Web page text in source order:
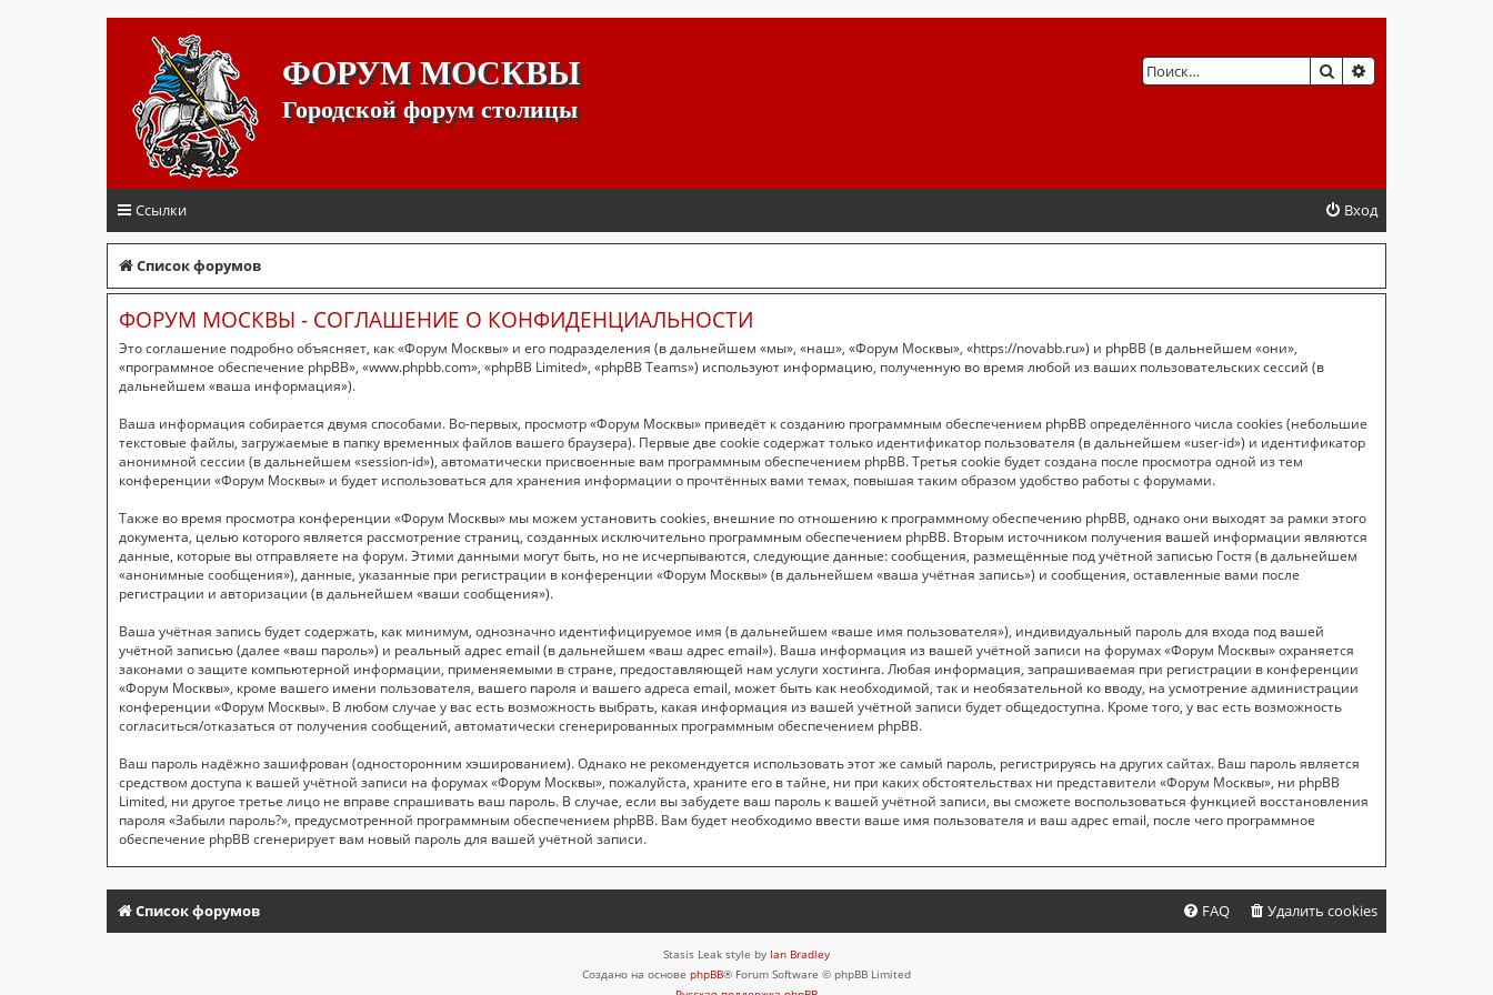
ФОРУМ МОСКВЫ
Городской форум столицы
ПОИСК
Ссылки Вход
Список форумов
ФОРУМ МОСКВЫ - СОГЛАШЕНИЕ О КОНФИДЕНЦИАЛЬНОСТИ
Это соглашение подробно объясняет, как «Форум Москвы» и его подразделения (в дальнейшем «мы», «наш», «Форум Москвы», «https://novabb.ru») и phpBB (в дальнейшем «они»,
«программное обеспечение phpBB», «www.phpbb.com», «phpBB Limited», «phpBB Teams») используют информацию, полученную во время любой из ваших пользовательских сессий (в
дальнейшем «ваша информация»).
Ваша информация собирается двумя способами. Во-первых, просмотр «Форум Москвы» приведёт к созданию программным обеспечением phpBB определённого числа cookies (небольшие
текстовые файлы, загружаемые в папку временных файлов вашего браузера). Первые две cookie содержат только идентификатор пользователя (в дальнейшем «user-id») и идентификатор
анонимной сессии (в дальнейшем «session-id»), автоматически присвоенные вам программным обеспечением phpBB. Третья cookie будет создана после просмотра одной из тем
конференции «Форум Москвы» и будет использоваться для хранения информации о прочтённых вами темах, повышая таким образом удобство работы с форумами.
Также во время просмотра конференции «Форум Москвы» мы можем установить cookies, внешние по отношению к программному обеспечению phpBB, однако они выходят за рамки этого
документа, целью которого является рассмотрение страниц, созданных исключительно программным обеспечением phpBB. Вторым источником получения вашей информации являются
данные, которые вы отправляете на форум. Этими данными могут быть, но не исчерпываются, следующие данные: сообщения, размещённые под учётной записью Гостя (в дальнейшем
«анонимные сообщения»), данные, указанные при регистрации в конференции «Форум Москвы» (в дальнейшем «ваша учётная запись») и сообщения, оставленные вами после
регистрации и авторизации (в дальнейшем «ваши сообщения»).
Ваша учётная запись будет содержать, как минимум, однозначно идентифицируемое имя (в дальнейшем «ваше имя пользователя»), индивидуальный пароль для входа под вашей
учётной записью (далее «ваш пароль») и реальный адрес email (в дальнейшем «ваш адрес email»). Ваша информация из вашей учётной записи на форумах «Форум Москвы» охраняется
законами о защите компьютерной информации, применяемыми в стране, предоставляющей нам услуги хостинга. Любая информация, запрашиваемая при регистрации в конференции
«Форум Москвы», кроме вашего имени пользователя, вашего пароля и вашего адреса email, может быть как необходимой, так и необязательной ко вводу, на усмотрение администрации
конференции «Форум Москвы». В любом случае у вас есть возможность выбрать, какая информация из вашей учётной записи будет общедоступна. Кроме того, у вас есть возможность
согласиться/отказаться от получения сообщений, автоматически сгенерированных программным обеспечением phpBB.
Ваш пароль надёжно зашифрован (односторонним хэшированием). Однако не рекомендуется использовать этот же самый пароль, регистрируясь на других сайтах. Ваш пароль является
средством доступа к вашей учётной записи на форумах «Форум Москвы», пожалуйста, храните его в тайне, ни при каких обстоятельствах ни представители «Форум Москвы», ни phpBB
Limited, ни другое третье лицо не вправе спрашивать ваш пароль. В случае, если вы забудете ваш пароль к вашей учётной записи, вы сможете воспользоваться функцией восстановления
пароля «Забыли пароль?», предусмотренной программным обеспечением phpBB. Вам будет необходимо ввести ваше имя пользователя и ваш адрес email, после чего программное
обеспечение phpBB сгенерирует вам новый пароль для вашей учётной записи.
Список форумов Удалить cookies
FAQ
Stasis Leak style by Ian Bradley
Создано на основе phpBB® Forum Software © phpBB Limited